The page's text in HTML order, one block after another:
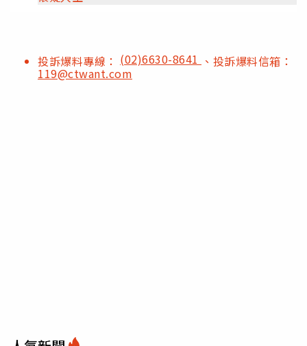
投訴爆料專線： (02)6630-8641 、投訴爆料信箱：
119@ctwant.com